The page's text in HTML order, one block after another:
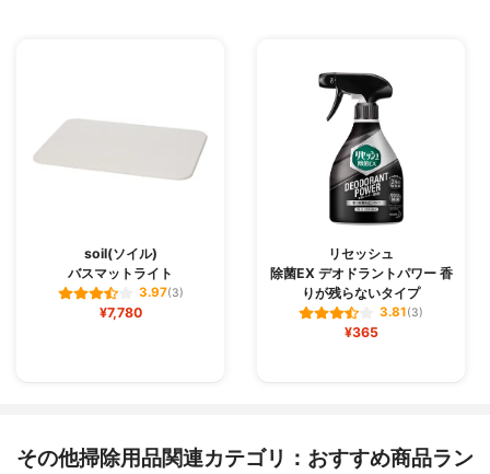
soil(ソイル)
バスマットライト
3.97(3)
¥7,780
リセッシュ
除菌EX デオドラントパワー 香
りが残らないタイプ
3.81(3)
¥365
その他掃除用品関連カテゴリ：おすすめ商品ラン